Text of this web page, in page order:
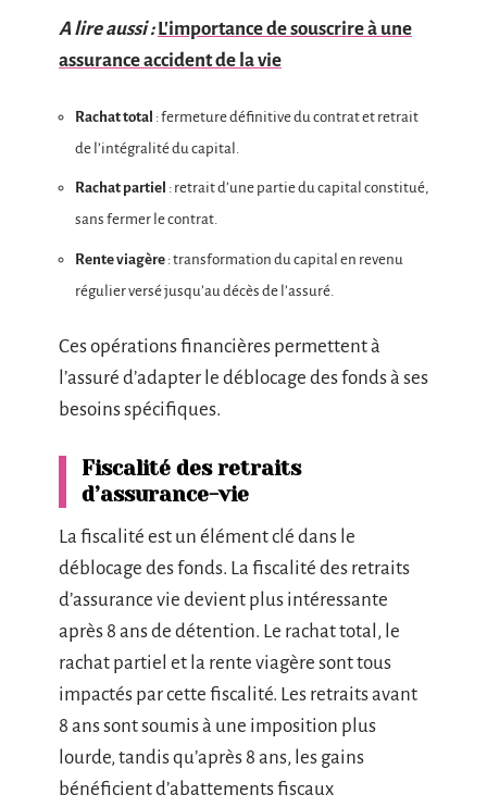
A lire aussi : L'importance de souscrire à une
assurance accident de la vie
Rachat total : fermeture définitive du contrat et retrait
de l’intégralité du capital.
Rachat partiel : retrait d’une partie du capital constitué,
sans fermer le contrat.
Rente viagère : transformation du capital en revenu
régulier versé jusqu’au décès de l’assuré.
Ces opérations financières permettent à
l’assuré d’adapter le déblocage des fonds à ses
besoins spécifiques.
Fiscalité des retraits
d’assurance-vie
La fiscalité est un élément clé dans le
déblocage des fonds. La fiscalité des retraits
d’assurance vie devient plus intéressante
après 8 ans de détention. Le rachat total, le
rachat partiel et la rente viagère sont tous
impactés par cette fiscalité. Les retraits avant
8 ans sont soumis à une imposition plus
lourde, tandis qu’après 8 ans, les gains
bénéficient d’abattements fiscaux